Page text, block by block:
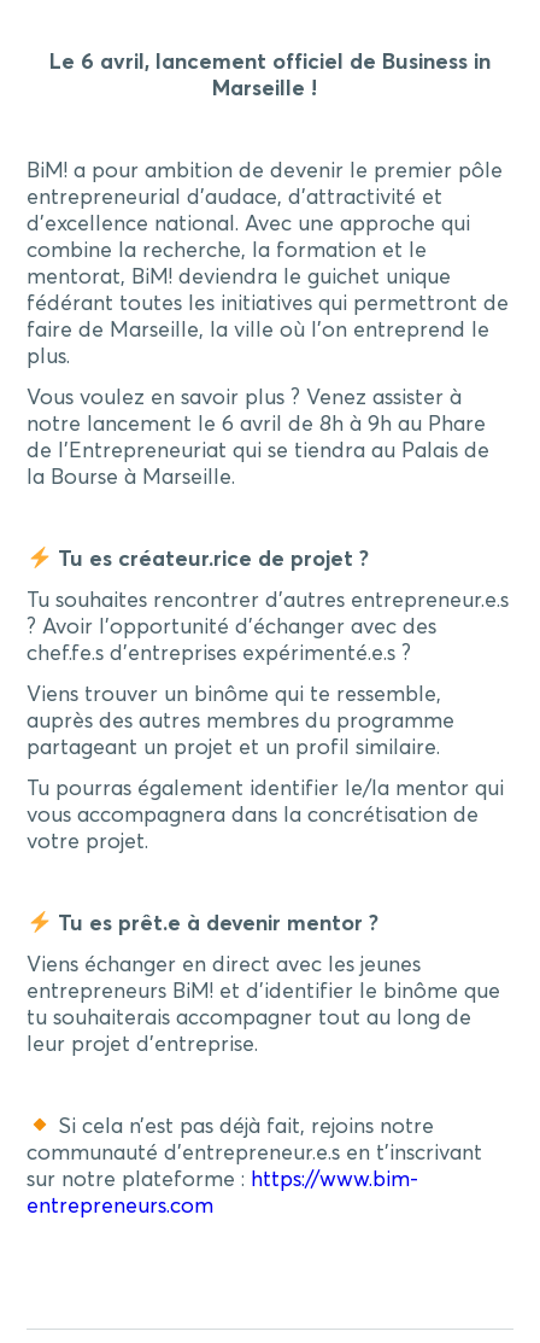
Le 6 avril, lancement officiel de Business in
Marseille !
BiM! a pour ambition de devenir le premier pôle
entrepreneurial d’audace, d’attractivité et
d’excellence national. Avec une approche qui
combine la recherche, la formation et le
mentorat, BiM! deviendra le guichet unique
fédérant toutes les initiatives qui permettront de
faire de Marseille, la ville où l’on entreprend le
plus.
Vous voulez en savoir plus ? Venez assister à
notre lancement le 6 avril de 8h à 9h au Phare
de l’Entrepreneuriat qui se tiendra au Palais de
la Bourse à Marseille.
Tu es créateur.rice de projet ?
Tu souhaites rencontrer d’autres entrepreneur.e.s
? Avoir l’opportunité d’échanger avec des
chef.fe.s d’entreprises expérimenté.e.s ?
Viens trouver un binôme qui te ressemble,
auprès des autres membres du programme
partageant un projet et un profil similaire.
Tu pourras également identifier le/la mentor qui
vous accompagnera dans la concrétisation de
votre projet.
Tu es prêt.e à devenir mentor ?
Viens échanger en direct avec les jeunes
entrepreneurs BiM! et d’identifier le binôme que
tu souhaiterais accompagner tout au long de
leur projet d’entreprise.
Si cela n’est pas déjà fait, rejoins notre
communauté d’entrepreneur.e.s en t’inscrivant
sur notre plateforme : https://www.bim-
entrepreneurs.com